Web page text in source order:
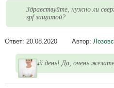
Здравствуйте, нужно ли
spf защитой?
Ответ: 20.08.2020 Автор:
Добрый день! Да, очень